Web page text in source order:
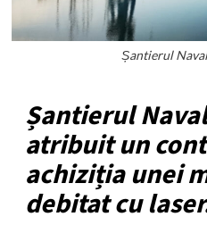
Șantierul
Șantierul
atribuit un
achiziția unei
debitat cu